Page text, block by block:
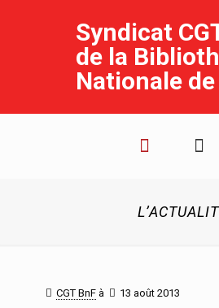
Syndicat
de la
Nationale
CGT BnF à
13 août 2013